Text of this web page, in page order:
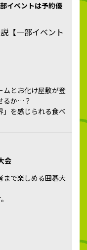
イベントは予約優
ムとお化け屋敷が登
るか…？
」を感じられる食べ
会
まで楽しめる囲碁大